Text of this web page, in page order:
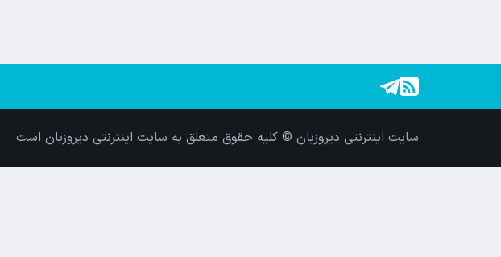
سایت اینترنتی دیروزبان © کلیه حقوق متعلق به سایت اینترنتی دیروزبان است